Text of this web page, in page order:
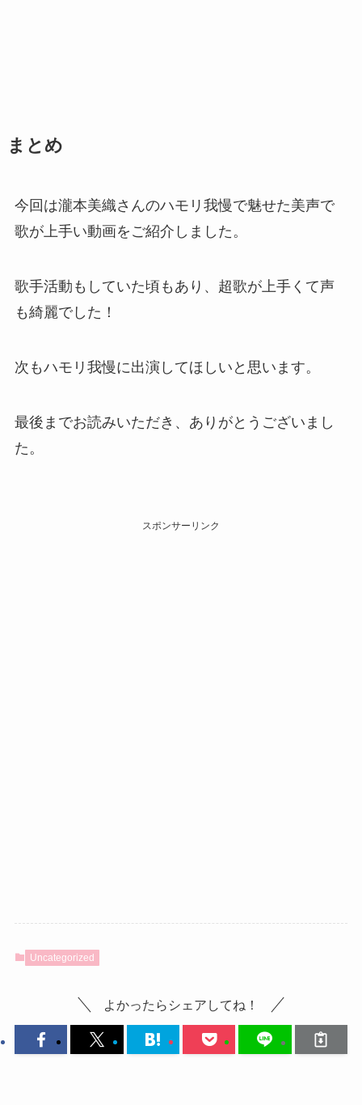
まとめ
今回は瀧本美織さんのハモリ我慢で魅せた美声で
歌が上手い動画をご紹介しました。
歌手活動もしていた頃もあり、超歌が上手くて声
も綺麗でした！
次もハモリ我慢に出演してほしいと思います。
最後までお読みいただき、ありがとうございまし
た。
スポンサーリンク
Uncategorized
よかったらシェアしてね！